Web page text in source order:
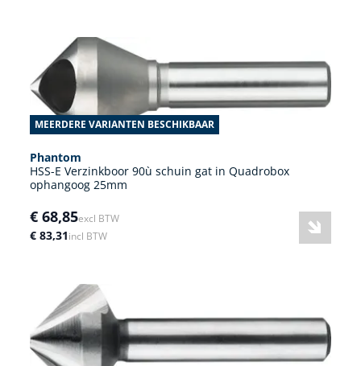
MEERDERE VARIANTEN BESCHIKBAAR
Phantom
HSS-E Verzinkboor 90ù schuin gat in Quadrobox
ophangoog 25mm
€ 68,85excl BTW
€ 83,31incl BTW